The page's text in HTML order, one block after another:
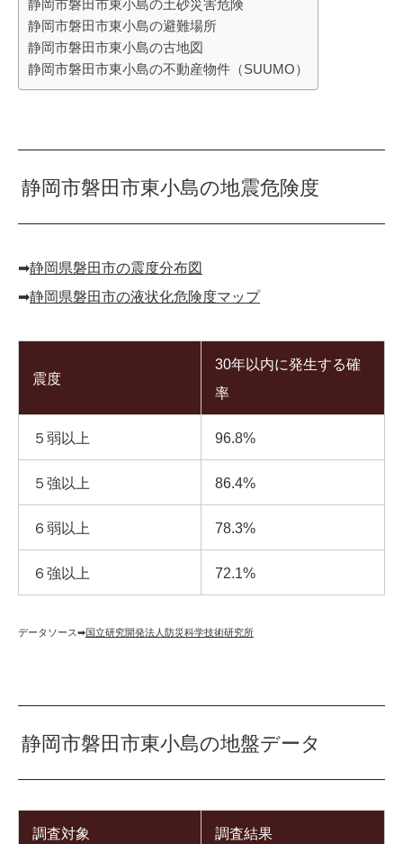
静岡市磐田市東小島の土砂災害危険
静岡市磐田市東小島の避難場所
静岡市磐田市東小島の古地図
静岡市磐田市東小島の不動産物件（SUUMO）
静岡市磐田市東小島の地震危険度
➡︎静岡県磐田市の震度分布図
➡︎静岡県磐田市の液状化危険度マップ
震度
30年以内に発生する確
率
５弱以上 96.8%
５強以上 86.4%
６弱以上 78.3%
６強以上 72.1%
データソース➡︎国立研究開発法人防災科学技術研究所
静岡市磐田市東小島の地盤データ
調査対象 調査結果